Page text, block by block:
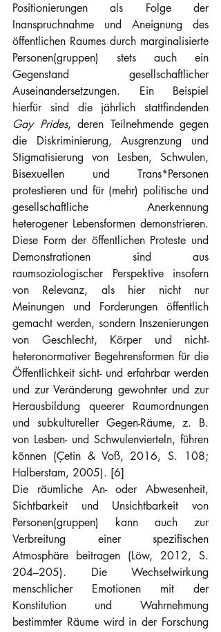
Positionierungen als Folge der
Inanspruchnahme und Aneignung des
öffentlichen Raumes durch marginalisierte
Personen(gruppen) stets auch ein
Gegenstand gesellschaftlicher
Auseinandersetzungen. Ein Beispiel
Gay Prides, deren Teilnehmende gegen
die Diskriminierung, Ausgrenzung und
Stigmatisierung von Lesben, Schwulen,
Bisexuellen und Trans*Personen
protestieren und für (mehr) politische und
gesellschaftliche Anerkennung
heterogener Lebensformen demonstrieren.
Diese Form der öffentlichen Proteste und
Demonstrationen sind aus
raumsoziologischer Perspektive insofern
von Relevanz, als hier nicht nur
Meinungen und Forderungen öffentlich
gemacht werden, sondern Inszenierungen
von Geschlecht, Körper und nicht-
heteronormativer Begehrensformen für die
Öffentlichkeit sicht- und erfahrbar werden
und zur Veränderung gewohnter und zur
Herausbildung queerer Raumordnungen
und subkultureller Gegen-Räume, z. B.
von Lesben- und Schwulenvierteln, führen
können (Çetin & Voß, 2016, S. 108;
Halberstam, 2005). [6]
Die räumliche An- oder Abwesenheit,
Sichtbarkeit und Unsichtbarkeit von
Personen(gruppen) kann auch zur
Verbreitung einer spezifischen
Atmosphäre beitragen (Löw, 2012, S.
204–205). Die Wechselwirkung
menschlicher Emotionen mit der
Konstitution und Wahrnehmung
bestimmter Räume wird in der Forschung